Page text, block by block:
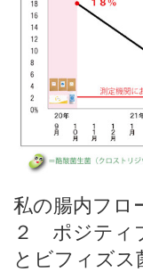
私の腸内フ
２ ポジティ
とビフィズ